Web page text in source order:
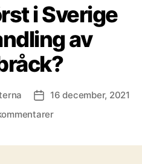
i Sverige
av
Inläggsdatum
16 december, 2021
till